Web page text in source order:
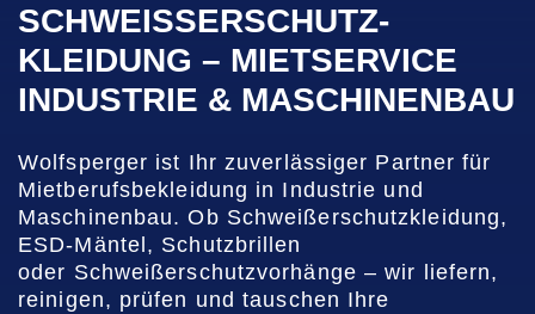
SCHWEISSERSCHUTZ­K
LEIDUNG – MIET­SERVICE I
NDUSTRIE & MASCHINENBAU
Wolfsperger ist Ihr zuverlässiger Partner für
Mietberufsbekleidung in Industrie und
Maschinenbau. Ob Schweißerschutzkleidung,
ESD-Mäntel, Schutzbrillen
oder Schweißerschutzvorhänge – wir liefern,
reinigen, prüfen und tauschen Ihre